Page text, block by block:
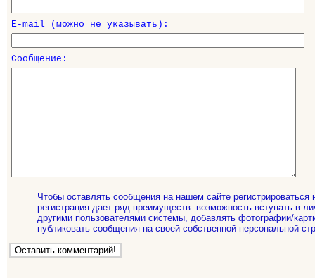
E-mail (можно не указывать):
Сообщение:
Чтобы оставлять сообщения на нашем сайте регистрироваться
регистрация дает ряд преимуществ: возможность вступать в
другими пользователями системы, добавлять фотографии/
публиковать сообщения на своей собственной персональной